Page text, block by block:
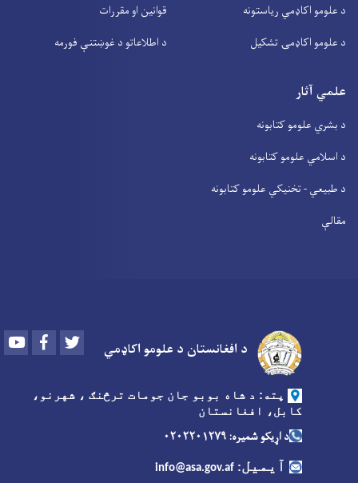
د علومو اکاډمي ریاستونه
د علومو اکاډمۍ تشکیل
قوانین او مقررات
د اطلاعاتو د غوښتنې فورمه
علمي آثار
د بشري علومو کتابونه
د اسلامي علومو کتابونه
د طبیعي - تخنیکي علومو کتابونه
مقالې
د افغانستان د علومو اکاډمي Youtube Facebook
پته: د شاه بوبو جان جومات ترڅنګ ، شهرنو،
کابل، افغانستان
د اړیکو شمیره: ۰۲۰۲۲۰۱۲۷۹
آیمیل:
info@asa.gov.af